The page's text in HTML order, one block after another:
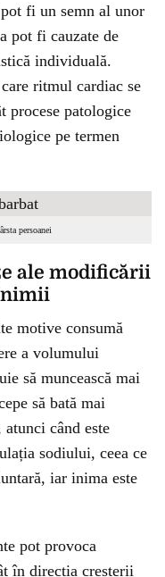
fi un semn al unor
pot fi cauzate de
individuală.
ritmul cardiac se
procese patologice
pe termen
persoanei
ale modificării
motive consumă
a volumului
să muncească mai
să bată mai
când este
sodiului, ceea ce
iar inima este
pot provoca
în ​​direcția creșterii